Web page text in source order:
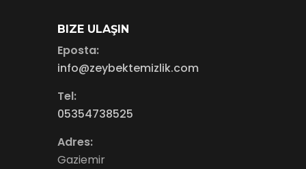
BIZE ULAŞIN
Eposta:
info@zeybektemizlik.com
Tel:
05354738525
Adres:
Gaziemir